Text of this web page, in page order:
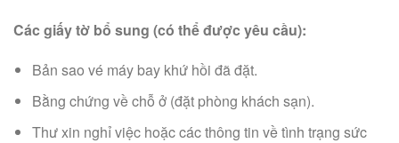
Các giấy tờ bổ sung (có thể được yêu cầu):
Bản sao vé máy bay khứ hồi đã đặt.
Bằng chứng về chỗ ở (đặt phòng khách sạn).
Thư xin nghỉ việc hoặc các thông tin về tình trạng sức